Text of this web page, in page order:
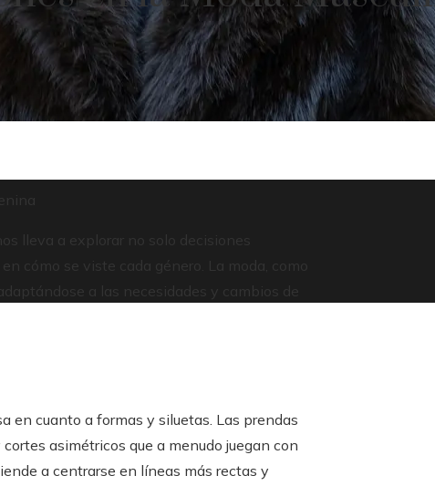
lleva a explorar no solo decisiones
cómo se viste cada género. La moda, como
a las necesidades y cambios de
en cuanto a formas y siluetas. Las prendas
asimétricos que a menudo juegan con
a centrarse en líneas más rectas y